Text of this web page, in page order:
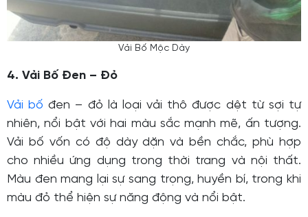
Vải Bố Mộc Dày
4. Vải Bố Đen – Đỏ
Vải bố đen – đỏ là loại vải thô được dệt từ sợi tự
nhiên, nổi bật với hai màu sắc mạnh mẽ, ấn tượng.
Vải bố vốn có độ dày dặn và bền chắc, phù hợp
cho nhiều ứng dụng trong thời trang và nội thất.
Màu đen mang lại sự sang trọng, huyền bí, trong khi
màu đỏ thể hiện sự năng động và nổi bật.